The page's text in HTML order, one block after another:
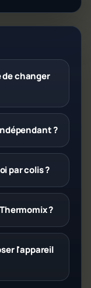
de changer
?
par colis ?
?
l'appareil